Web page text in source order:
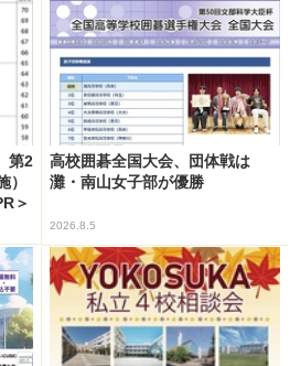
第2
）
＞
高校囲碁全国大会、団体戦は
灘・南山女子部が優勝
2026.8.5